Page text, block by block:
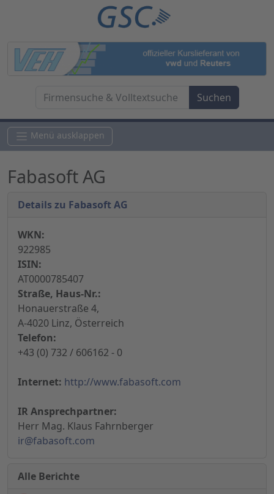
Menü ausklappen
Fabasoft AG
Details zu Fabasoft AG
WKN:
922985
ISIN:
AT0000785407
Straße, Haus-Nr.:
Honauerstraße 4,
A-4020 Linz, Österreich
Telefon:
+43 (0) 732 / 606162 - 0
Internet: http://www.fabasoft.com
IR Ansprechpartner:
Herr Mag. Klaus Fahrnberger
ir@fabasoft.com
Alle Berichte